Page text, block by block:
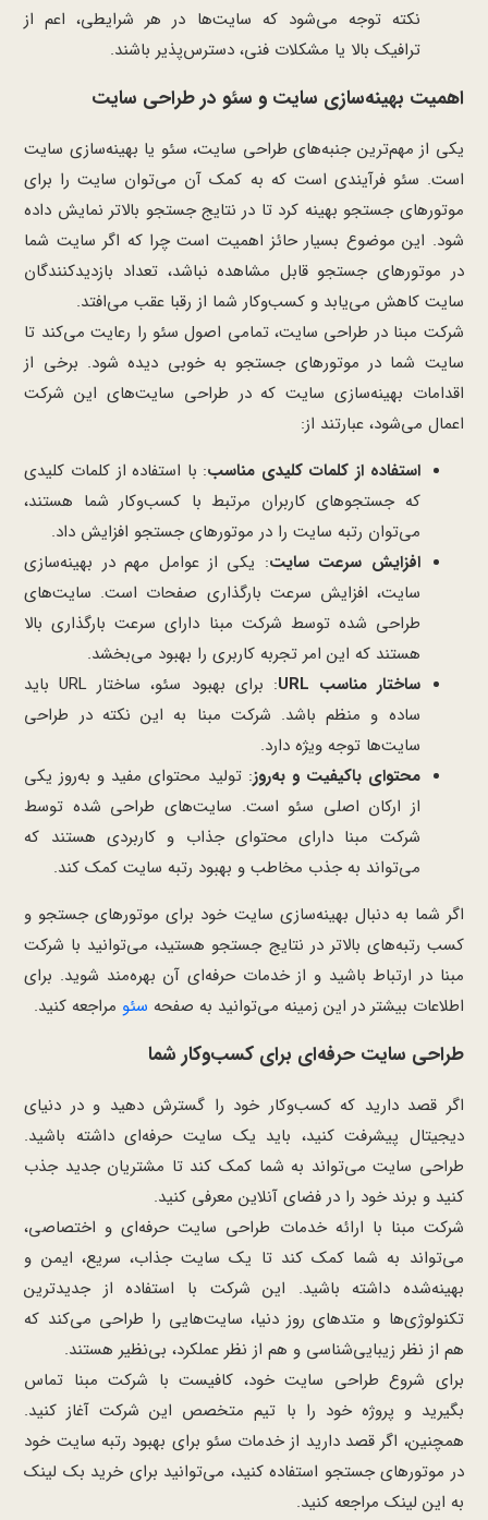
نکته توجه می‌شود که سایت‌ها در هر شرایطی، اعم از
ترافیک بالا یا مشکلات فنی، دسترس‌پذیر باشند.
اهمیت بهینه‌سازی سایت و سئو در طراحی سایت
یکی از مهم‌ترین جنبه‌های طراحی سایت، سئو یا بهینه‌سازی سایت
است. سئو فرآیندی است که به کمک آن می‌توان سایت را برای
موتورهای جستجو بهینه کرد تا در نتایج جستجو بالاتر نمایش داده
شود. این موضوع بسیار حائز اهمیت است چرا که اگر سایت شما
در موتورهای جستجو قابل مشاهده نباشد، تعداد بازدیدکنندگان
سایت کاهش می‌یابد و کسب‌وکار شما از رقبا عقب می‌افتد.
شرکت مبنا در طراحی سایت، تمامی اصول سئو را رعایت می‌کند تا
سایت شما در موتورهای جستجو به خوبی دیده شود. برخی از
اقدامات بهینه‌سازی سایت که در طراحی سایت‌های این شرکت
اعمال می‌شود، عبارتند از:
استفاده از کلمات کلیدی مناسب: با استفاده از کلمات کلیدی
که جستجوهای کاربران مرتبط با کسب‌وکار شما هستند،
می‌توان رتبه سایت را در موتورهای جستجو افزایش داد.
افزایش سرعت سایت: یکی از عوامل مهم در بهینه‌سازی
سایت، افزایش سرعت بارگذاری صفحات است. سایت‌های
طراحی شده توسط شرکت مبنا دارای سرعت بارگذاری بالا
هستند که این امر تجربه کاربری را بهبود می‌بخشد.
ساختار مناسب URL
: برای بهبود سئو، ساختار URL باید
ساده و منظم باشد. شرکت مبنا به این نکته در طراحی
سایت‌ها توجه ویژه دارد.
محتوای باکیفیت و به‌روز: تولید محتوای مفید و به‌روز یکی
از ارکان اصلی سئو است. سایت‌های طراحی شده توسط
شرکت مبنا دارای محتوای جذاب و کاربردی هستند که
می‌تواند به جذب مخاطب و بهبود رتبه سایت کمک کند.
اگر شما به دنبال بهینه‌سازی سایت خود برای موتورهای جستجو و
کسب رتبه‌های بالاتر در نتایج جستجو هستید، می‌توانید با شرکت
مبنا در ارتباط باشید و از خدمات حرفه‌ای آن بهره‌مند شوید. برای
اطلاعات بیشتر در این زمینه می‌توانید به صفحه سئو مراجعه کنید.
طراحی سایت حرفه‌ای برای کسب‌وکار شما
اگر قصد دارید که کسب‌وکار خود را گسترش دهید و در دنیای
دیجیتال پیشرفت کنید، باید یک سایت حرفه‌ای داشته باشید.
طراحی سایت می‌تواند به شما کمک کند تا مشتریان جدید جذب
کنید و برند خود را در فضای آنلاین معرفی کنید.
شرکت مبنا با ارائه خدمات طراحی سایت حرفه‌ای و اختصاصی،
می‌تواند به شما کمک کند تا یک سایت جذاب، سریع، ایمن و
بهینه‌شده داشته باشید. این شرکت با استفاده از جدیدترین
تکنولوژی‌ها و متدهای روز دنیا، سایت‌هایی را طراحی می‌کند که
هم از نظر زیبایی‌شناسی و هم از نظر عملکرد، بی‌نظیر هستند.
برای شروع طراحی سایت خود، کافیست با شرکت مبنا تماس
بگیرید و پروژه خود را با تیم متخصص این شرکت آغاز کنید.
همچنین، اگر قصد دارید از خدمات سئو برای بهبود رتبه سایت خود
در موتورهای جستجو استفاده کنید، می‌توانید برای خرید بک لینک
به این لینک مراجعه کنید.